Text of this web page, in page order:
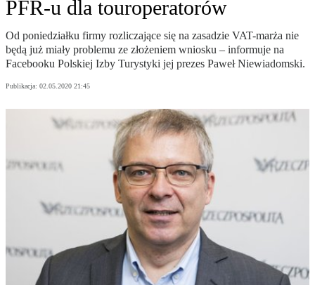
PFR-u dla touroperatorów
Od poniedziałku firmy rozliczające się na zasadzie VAT-marża nie
będą już miały problemu ze złożeniem wniosku – informuje na
Facebooku Polskiej Izby Turystyki jej prezes Paweł Niewiadomski.
Publikacja: 02.05.2020 21:45